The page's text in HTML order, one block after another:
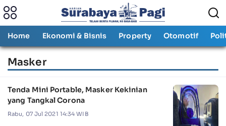
Home Ekonomi & Bisnis Property Otomotif
Masker
Tenda Mini Portable, Masker Kekinian
yang Tangkal Corona
Rabu, 07 Jul 2021 14:34 WIB